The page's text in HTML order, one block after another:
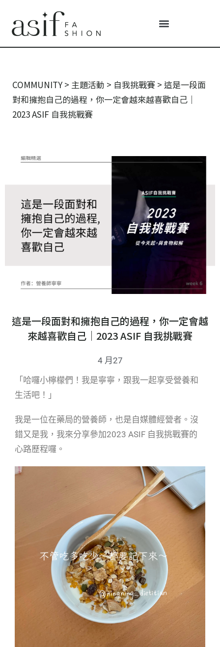
COMMUNITY > 主題活動 > 自我挑戰賽 > 這是一段面
對和擁抱自己的過程，你一定會越來越喜歡自己｜
2023 ASIF 自我挑戰賽
這是一段面對和擁抱自己的過程，你一定會越
來越喜歡自己｜2023 ASIF 自我挑戰賽
4 月27
「哈囉小檸檬們！我是寧寧，跟我一起享受營養和
生活吧！」
我是一位在藥局的營養師，也是自媒體經營者。沒
錯又是我，我來分享參加2023 ASIF 自我挑戰賽的
心路歷程囉。